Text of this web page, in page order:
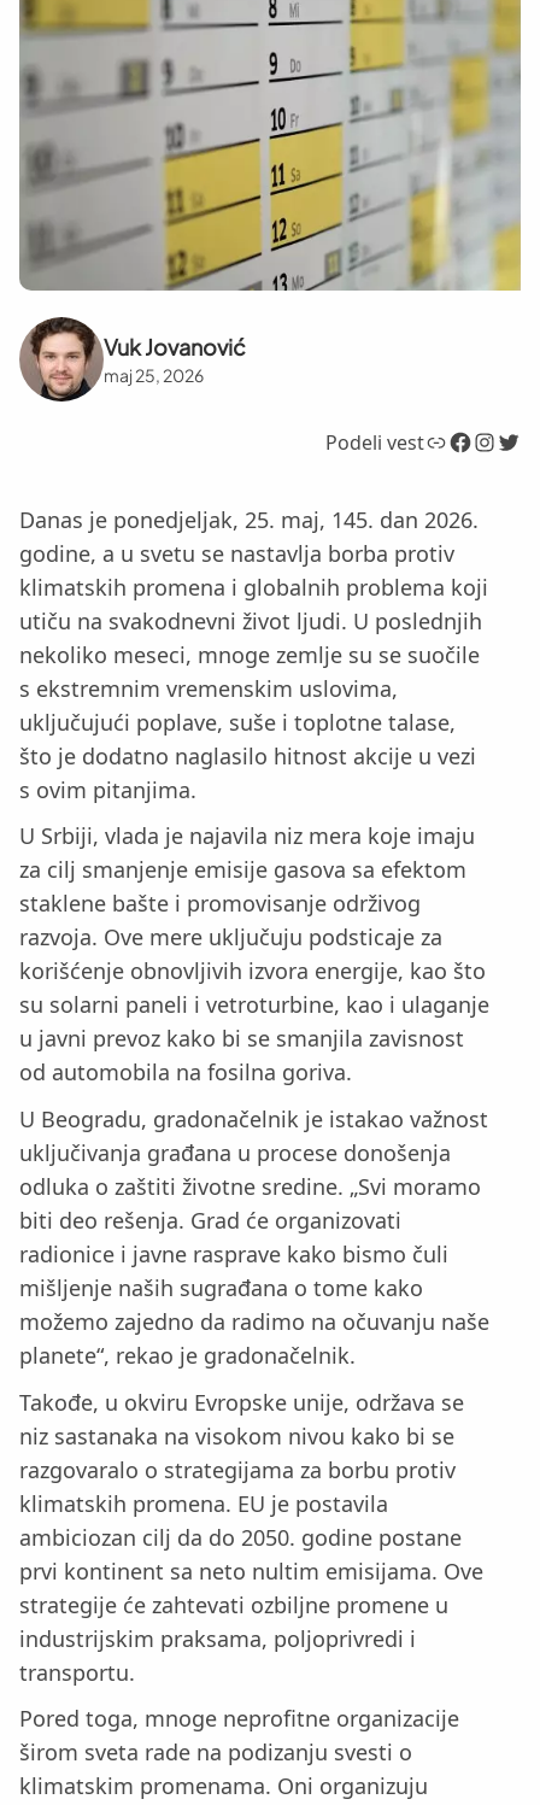
Vuk Jovanović
maj 25, 2026
Podeli vestLink Facebook InstagramTwitter
Danas je ponedjeljak, 25. maj, 145. dan 2026.
godine, a u svetu se nastavlja borba protiv
klimatskih promena i globalnih problema koji
utiču na svakodnevni život ljudi. U poslednjih
nekoliko meseci, mnoge zemlje su se suočile
s ekstremnim vremenskim uslovima,
uključujući poplave, suše i toplotne talase,
što je dodatno naglasilo hitnost akcije u vezi
s ovim pitanjima.
U Srbiji, vlada je najavila niz mera koje imaju
za cilj smanjenje emisije gasova sa efektom
staklene bašte i promovisanje održivog
razvoja. Ove mere uključuju podsticaje za
korišćenje obnovljivih izvora energije, kao što
su solarni paneli i vetroturbine, kao i ulaganje
u javni prevoz kako bi se smanjila zavisnost
od automobila na fosilna goriva.
U Beogradu, gradonačelnik je istakao važnost
uključivanja građana u procese donošenja
odluka o zaštiti životne sredine. „Svi moramo
biti deo rešenja. Grad će organizovati
radionice i javne rasprave kako bismo čuli
mišljenje naših sugrađana o tome kako
možemo zajedno da radimo na očuvanju naše
planete“, rekao je gradonačelnik.
Takođe, u okviru Evropske unije, održava se
niz sastanaka na visokom nivou kako bi se
razgovaralo o strategijama za borbu protiv
klimatskih promena. EU je postavila
ambiciozan cilj da do 2050. godine postane
prvi kontinent sa neto nultim emisijama. Ove
strategije će zahtevati ozbiljne promene u
industrijskim praksama, poljoprivredi i
transportu.
Pored toga, mnoge neprofitne organizacije
širom sveta rade na podizanju svesti o
klimatskim promenama. Oni organizuju